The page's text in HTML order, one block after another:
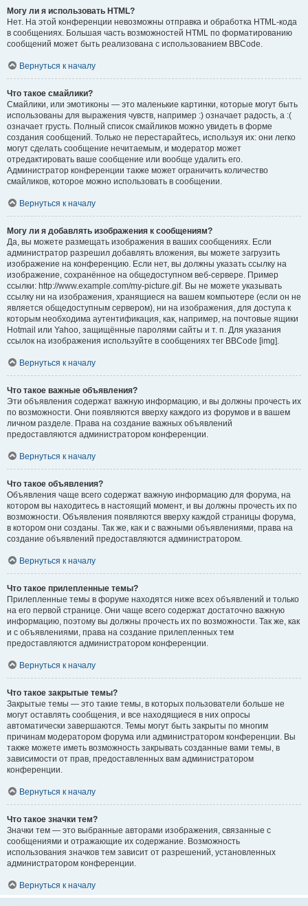
Могу ли я использовать HTML?
Нет. На этой конференции невозможны отправка и обработка HTML-кода
в сообщениях. Большая часть возможностей HTML по форматированию
сообщений может быть реализована с использованием BBCode.
Вернуться к началу
Что такое смайлики?
Смайлики, или эмотиконы — это маленькие картинки, которые могут быть
использованы для выражения чувств, например :) означает радость, а :(
означает грусть. Полный список смайликов можно увидеть в форме
создания сообщений. Только не перестарайтесь, используя их: они легко
могут сделать сообщение нечитаемым, и модератор может
отредактировать ваше сообщение или вообще удалить его.
Администратор конференции также может ограничить количество
смайликов, которое можно использовать в сообщении.
Вернуться к началу
Могу ли я добавлять изображения к сообщениям?
Да, вы можете размещать изображения в ваших сообщениях. Если
администратор разрешил добавлять вложения, вы можете загрузить
изображение на конференцию. Если нет, вы должны указать ссылку на
изображение, сохранённое на общедоступном веб-сервере. Пример
ссылки: http://www.example.com/my-picture.gif. Вы не можете указывать
ссылку ни на изображения, хранящиеся на вашем компьютере (если он не
является общедоступным сервером), ни на изображения, для доступа к
которым необходима аутентификация, как, например, на почтовые ящики
Hotmail или Yahoo, защищённые паролями сайты и т. п. Для указания
ссылок на изображения используйте в сообщениях тег BBCode [img].
Вернуться к началу
Что такое важные объявления?
Эти объявления содержат важную информацию, и вы должны прочесть их
по возможности. Они появляются вверху каждого из форумов и в вашем
личном разделе. Права на создание важных объявлений
предоставляются администратором конференции.
Вернуться к началу
Что такое объявления?
Объявления чаще всего содержат важную информацию для форума, на
котором вы находитесь в настоящий момент, и вы должны прочесть их по
возможности. Объявления появляются вверху каждой страницы форума,
в котором они созданы. Так же, как и с важными объявлениями, права на
создание объявлений предоставляются администратором.
Вернуться к началу
Что такое прилепленные темы?
Прилепленные темы в форуме находятся ниже всех объявлений и только
на его первой странице. Они чаще всего содержат достаточно важную
информацию, поэтому вы должны прочесть их по возможности. Так же, как
и с объявлениями, права на создание прилепленных тем
предоставляются администратором конференции.
Вернуться к началу
Что такое закрытые темы?
Закрытые темы — это такие темы, в которых пользователи больше не
могут оставлять сообщения, и все находящиеся в них опросы
автоматически завершаются. Темы могут быть закрыты по многим
причинам модератором форума или администратором конференции. Вы
также можете иметь возможность закрывать созданные вами темы, в
зависимости от прав, предоставленных вам администратором
конференции.
Вернуться к началу
Что такое значки тем?
Значки тем — это выбранные авторами изображения, связанные с
сообщениями и отражающие их содержание. Возможность
использования значков тем зависит от разрешений, установленных
администратором конференции.
Вернуться к началу